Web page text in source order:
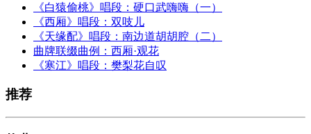
《白猿偷桃》唱段：硬口武嗨嗨（一）
《西厢》唱段：双吱儿
《天缘配》唱段：南边道胡胡腔（二）
曲牌联缀曲例：西厢·观花
《寒江》唱段：樊梨花自叹
推荐